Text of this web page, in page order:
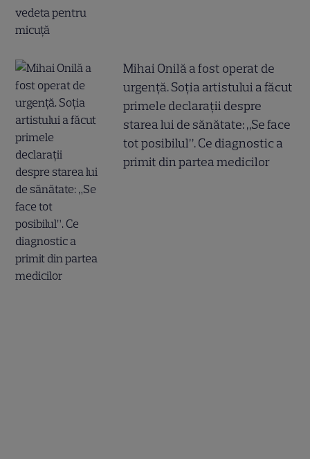
Mihai Onilă a fost operat de
urgență. Soția artistului a făcut
primele declarații despre
starea lui de sănătate: „Se face
tot posibilul”. Ce diagnostic a
primit din partea medicilor